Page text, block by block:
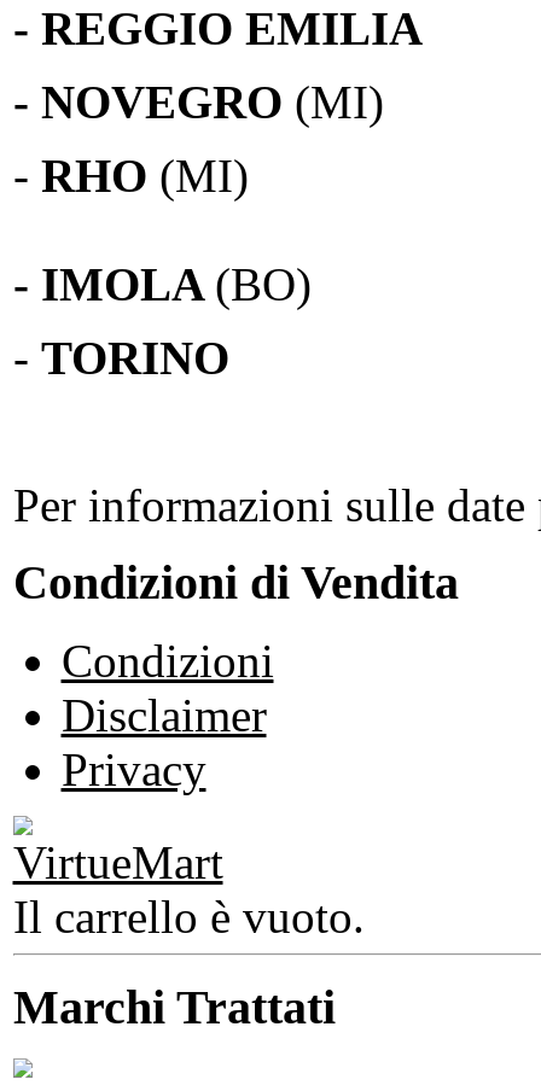
- REGGIO EMILIA
- NOVEGRO (MI)
- RHO (MI)
- IMOLA (BO)
- TORINO
Per informazioni sulle
Condizioni di Vendita
Condizioni
Disclaimer
Privacy
Il carrello è vuoto.
Marchi Trattati